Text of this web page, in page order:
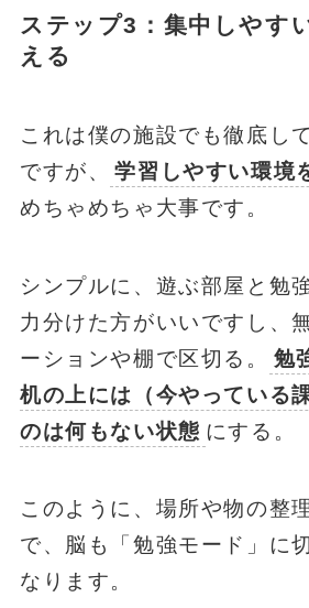
ステップ3：集中しやす
える
これは僕の施設でも徹底し
ですが、
学習しやすい環境
めちゃめちゃ大事です。
シンプルに、遊ぶ部屋と勉
力分けた方がいいですし、
ーションや棚で区切る。
勉
机の上には（今やっている
のは何もない状態 にする。
このように、場所や物の整
で、脳も「勉強モード」に
なります。